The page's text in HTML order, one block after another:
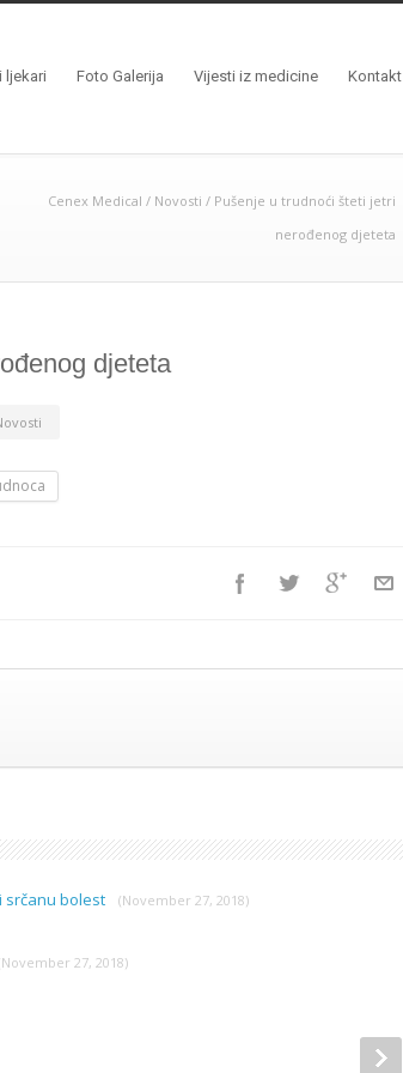
ljekari Foto Galerija Vijesti iz medicine Kontakt
Cenex Medical / Novosti / Pušenje u trudnoći šteti jetri
nerođenog djeteta
djeteta
srčanu bolest (November 27, 2018)
27, 2018)